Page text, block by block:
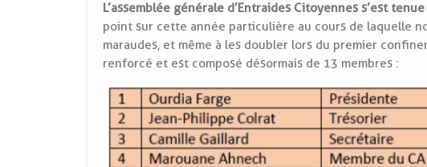
L’assemblée générale d’Entraides Citoyennes s’est
point sur cette année particulière au cours de laquelle
maraudes, et même à les doubler lors du premier
renforcé et est composé désormais de 13 membres :